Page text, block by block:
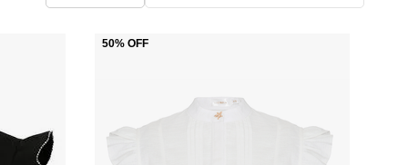
R$ 312,00R$ 2.249,00
50% OFF